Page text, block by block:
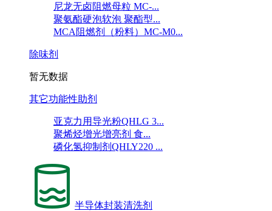
尼龙无卤阻燃母粒 MC-...
聚氨酯硬泡软泡 聚酯型...
MCA阻燃剂（粉料）MC-M0...
除味剂
暂无数据
其它功能性助剂
亚克力用导光粉QHLG 3...
聚烯烃增光增亮剂 食...
磷化氢抑制剂QHLY220 ...
半导体封装清洗剂